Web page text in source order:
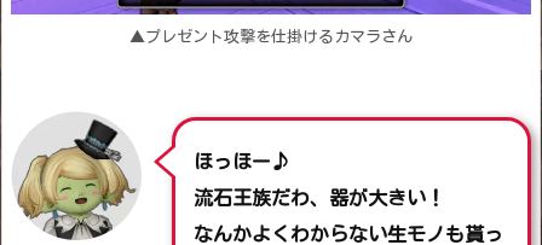
▲プレゼント攻撃を仕掛けるカマラさん
ほっほー♪
流石王族だわ、器が大きい！
なんかよくわからない生モノも貰っ